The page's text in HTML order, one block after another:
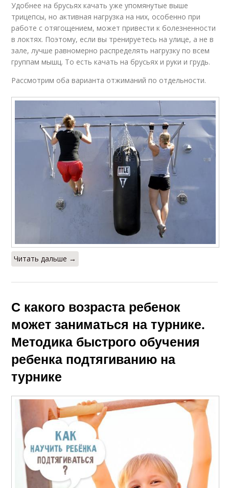
Удобнее на брусьях качать уже упомянутые выше
трицепсы, но активная нагрузка на них, особенно при
работе с отягощением, может привести к болезненности
в локтях. Поэтому, если вы тренируетесь на улице, а не в
зале, лучше равномерно распределять нагрузку по всем
группам мышц. То есть качать на брусьях и руки и грудь.
Рассмотрим оба варианта отжиманий по отдельности.
Читать дальше →
С какого возраста ребенок
может заниматься на турнике.
Методика быстрого обучения
ребенка подтягиванию на
турнике